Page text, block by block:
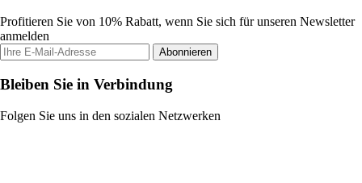
Profitieren Sie von 10% Rabatt, wenn Sie sich für unseren Newsletter
anmelden
Abonnieren
Bleiben Sie in Verbindung
Folgen Sie uns in den sozialen Netzwerken